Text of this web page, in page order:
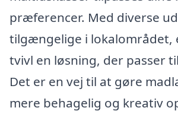
præferencer. Med diverse
tilgængelige i lokalområdet,
tvivl en løsning, der passer
Det er en vej til at gøre
mere behagelig og kreativ